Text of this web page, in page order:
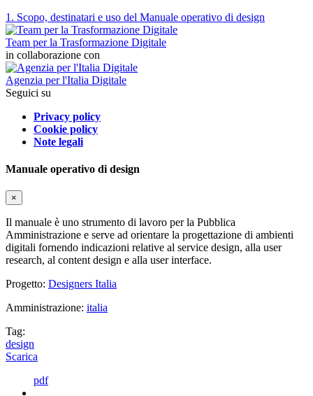
1. Scopo, destinatari e uso del Manuale operativo di design
Team per la Trasformazione Digitale
in collaborazione con
Agenzia per l'Italia Digitale
Seguici su
Privacy policy
Cookie policy
Note legali
Manuale operativo di design
×
Il manuale è uno strumento di lavoro per la Pubblica
Amministrazione e serve ad orientare la progettazione di ambienti
digitali fornendo indicazioni relative al service design, alla user
research, al content design e alla user interface.
Progetto: Designers Italia
Amministrazione: italia
Tag:
design
Scarica
pdf